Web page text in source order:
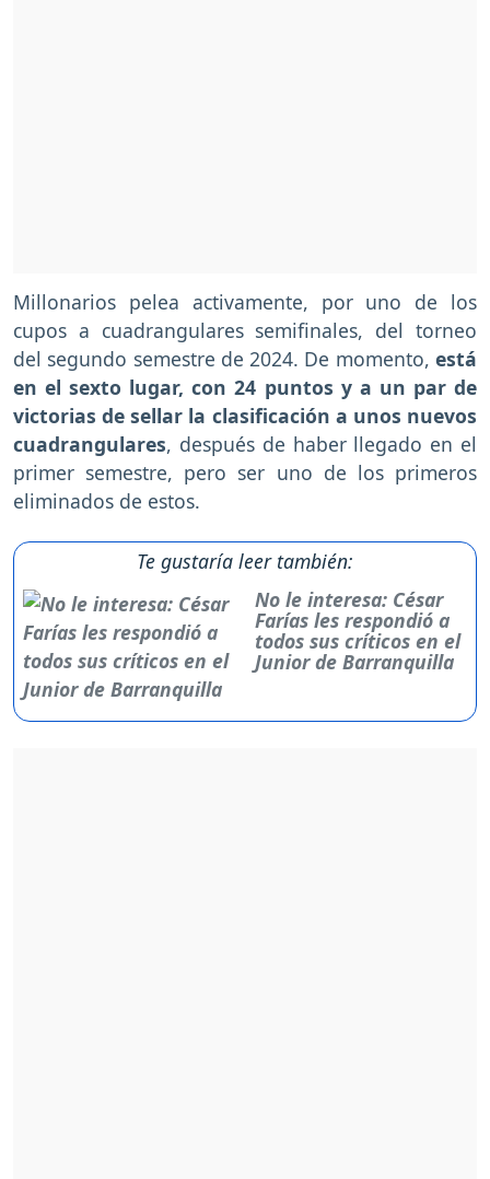
Millonarios pelea activamente, por uno de los
cupos a cuadrangulares semifinales, del torneo
del segundo semestre de 2024. De momento, está
en el sexto lugar, con 24 puntos y a un par de
victorias de sellar la clasificación a unos nuevos
cuadrangulares, después de haber llegado en el
primer semestre, pero ser uno de los primeros
eliminados de estos.
Te gustaría leer también:
No le interesa: César
Farías les respondió a
todos sus críticos en el
Junior de Barranquilla